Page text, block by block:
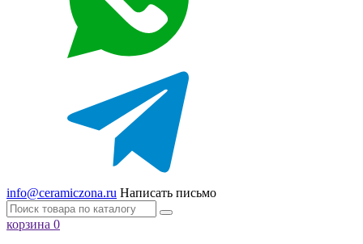
info@ceramiczona.ru Написать письмо
корзина 0